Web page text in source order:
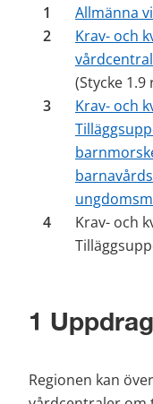
Allmänna
Krav- och
vårdcentral
(Stycke
Krav- och
Krav- och
1
Regionen kan